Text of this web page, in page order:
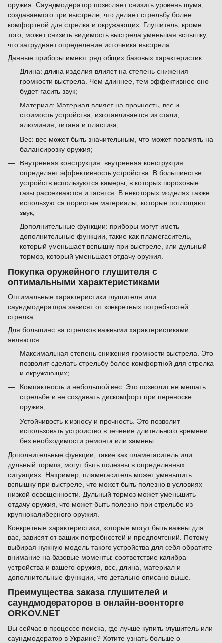
оружия. Саундмодератор позволяет снизить уровень шума,
создаваемого при выстреле, что делает стрельбу более
комфортной для стрелка и окружающих. Глушитель, кроме
того, может снизить видимость выстрела уменьшая вспышку,
что затрудняет определение источника выстрела.
Данные приборы имеют ряд общих базовых характеристик:
Длина: длина изделия влияет на степень снижения
громкости выстрела. Чем длиннее, тем эффективнее оно
будет гасить звук;
Материал: Материал влияет на прочность, вес и
стоимость устройства, изготавливается из стали,
алюминия, титана и пластика;
Вес: вес может быть значительным, что может повлиять на
балансировку оружия;
Внутренняя конструкция: внутренняя конструкция
определяет эффективность устройства. В большинстве
устройств используются камеры, в которых пороховые
газы рассеиваются и гасятся. В некоторых моделях также
используются пористые материалы, которые поглощают
звук;
Дополнительные функции: приборы могут иметь
дополнительные функции, такие как пламегаситель,
который уменьшает вспышку при выстреле, или дульный
тормоз, который уменьшает отдачу оружия.
Покупка оружейного глушителя с
оптимальными характеристиками
Оптимальные характеристики глушителя или
саундмодератора зависят от конкретных потребностей
стрелка.
Для большинства стрелков важными характеристиками
являются:
Максимальная степень снижения громкости выстрела. Это
позволит сделать стрельбу более комфортной для стрелка
и окружающих;
Компактность и небольшой вес. Это позволит не мешать
стрельбе и не создавать дискомфорт при переноске
оружия;
Устойчивость к износу и прочность. Это позволит
использовать устройство в течение длительного времени
без необходимости ремонта или замены.
Дополнительные функции, такие как пламегаситель или
дульный тормоз, могут быть полезны в определенных
ситуациях. Например, пламегаситель может уменьшить
вспышку при выстреле, что может быть полезно в условиях
низкой освещенности. Дульный тормоз может уменьшить
отдачу оружия, что может быть полезно при стрельбе из
крупнокалиберного оружия.
Конкретные характеристики, которые могут быть важны для
вас, зависят от ваших потребностей и предпочтений. Потому
выбирая нужную модель такого устройства для себя обратите
внимание на базовые моменты: соответствие калибра
устройства и вашего оружия, вес, длина, материал и
дополнительные функции, что детально описано выше.
Преимущества заказа глушителей и
саундмодераторов в онлайн-военторге
ORKOV.NET
Вы сейчас в процессе поиска, где лучше купить глушитель или
саундмодератор в Украине? Хотите узнать больше о